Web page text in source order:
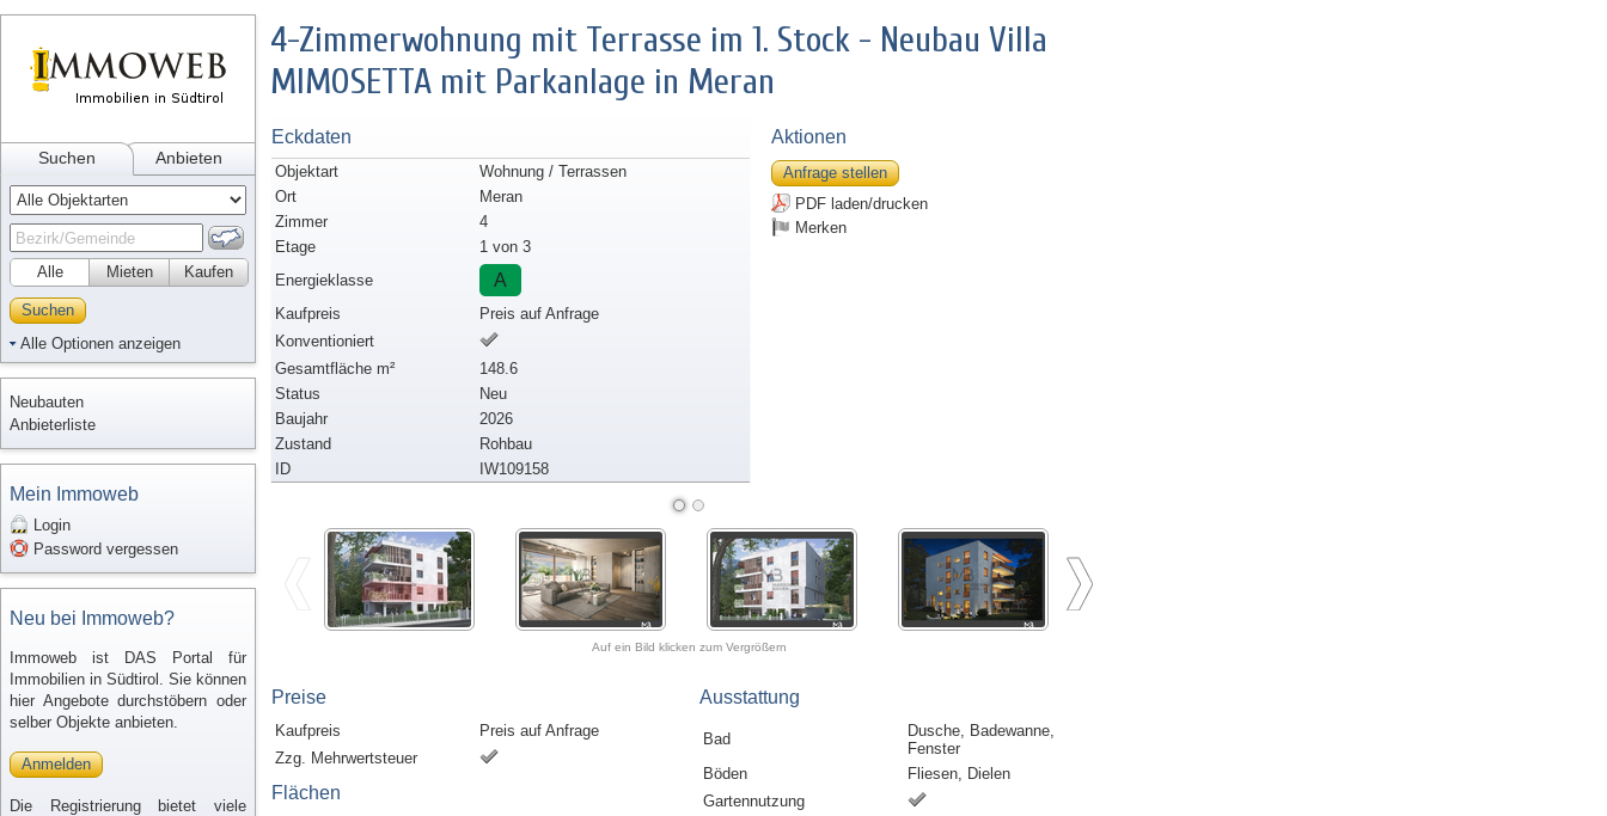
Suchen Anbieten
Alle Kaufen
Mieten
Suchen
Alle Optionen anzeigen
Neubauten
Anbieterliste
Mein Immoweb
Login
Password vergessen
Neu bei Immoweb?
Immoweb ist DAS Portal für
Immobilien in Südtirol. Sie können
hier Angebote durchstöbern oder
selber Objekte anbieten.
Anmelden
Die Registrierung bietet viele
4-Zimmerwohnung mit Terrasse im 1. Stock - Neubau Villa
MIMOSETTA mit Parkanlage in Meran
Eckdaten
Objektart
Wohnung / Terrassen
Ort
Meran
Zimmer
4
Etage
1 von 3
Energieklasse
A
Kaufpreis
Preis auf Anfrage
Konventioniert
Gesamtfläche m²
148.6
Status
Neu
Baujahr
2026
Zustand
Rohbau
ID
IW109158
Aktionen
Anfrage stellen
PDF laden/drucken
Merken
Auf ein Bild klicken zum Vergrößern
Preise
Kaufpreis
Preis auf Anfrage
Zzg. Mehrwertsteuer
Flächen
Ausstattung
Bad
Dusche, Badewanne,
Fenster
Böden
Fliesen, Dielen
Gartennutzung